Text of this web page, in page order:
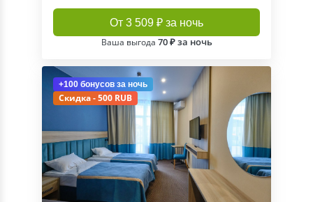
От 3 509 ₽ за ночь
Ваша выгода 70 ₽ за ночь
+100 бонусов за ночь
Скидка - 500 RUB